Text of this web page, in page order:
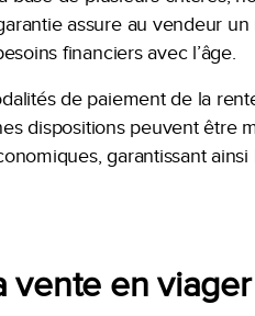
assure au vendeur
financiers avec l’âge.
de paiement de la
dispositions peuvent être
garantissant
vente en viager